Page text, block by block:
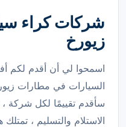
شركات كراء
زيورخ
السيارات في مطارات
سأقدم تقييمًا لكل شركة
الاستلام والتسليم ،